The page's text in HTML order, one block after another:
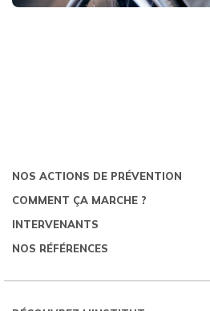
NOS ACTIONS DE PRÉVENTION
COMMENT ÇA MARCHE ?
INTERVENANTS
NOS RÉFÉRENCES